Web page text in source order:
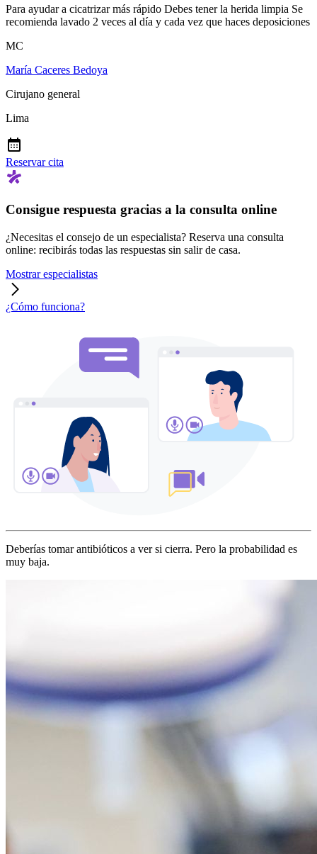
Para ayudar a cicatrizar más rápido Debes tener la herida limpia Se
recomienda lavado 2 veces al día y cada vez que haces deposiciones
MC
María Caceres Bedoya
Cirujano general
Lima
Reservar cita
Consigue respuesta gracias a la consulta online
¿Necesitas el consejo de un especialista? Reserva una consulta
online: recibirás todas las respuestas sin salir de casa.
Mostrar especialistas
¿Cómo funciona?
Deberías tomar antibióticos a ver si cierra. Pero la probabilidad es
muy baja.